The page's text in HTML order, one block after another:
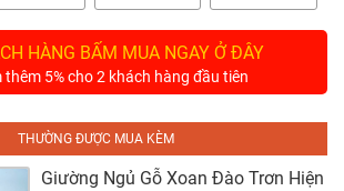
HÀNG BẤM MUA NGAY Ở ĐÂY
thêm 5% cho 2 khách hàng đầu tiên
THƯỜNG ĐƯỢC MUA KÈM
Giường Ngủ Gỗ Xoan Đào Trơn Hiện